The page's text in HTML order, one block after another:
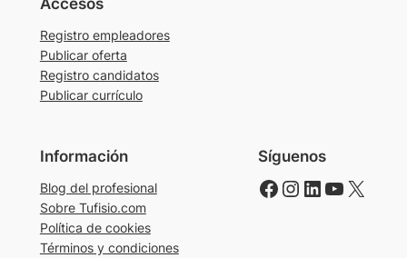
Registro empleadores
Publicar oferta
Registro candidatos
Publicar currículo
Información
Blog del profesional
Sobre Tufisio.com
Política de cookies
Términos y condiciones
Síguenos
Facebook Instagram LinkedIn YouTube X